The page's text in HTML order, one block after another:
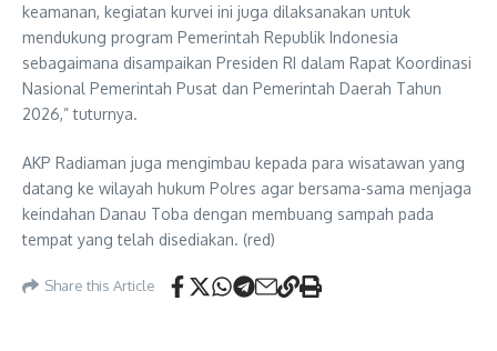
keamanan, kegiatan kurvei ini juga dilaksanakan untuk
mendukung program Pemerintah Republik Indonesia
sebagaimana disampaikan Presiden RI dalam Rapat Koordinasi
Nasional Pemerintah Pusat dan Pemerintah Daerah Tahun
2026,” tuturnya.
AKP Radiaman juga mengimbau kepada para wisatawan yang
datang ke wilayah hukum Polres agar bersama-sama menjaga
keindahan Danau Toba dengan membuang sampah pada
tempat yang telah disediakan. (red)
Share this Article